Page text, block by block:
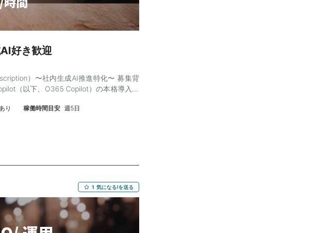
好き歓迎
）〜社内生成AI推進特化〜 募集背
（以下、O365 Copilot）の本格導入と
す。 また、生成AIに関する教育やプロン
り、全社的なナレッジの共有や共通化が
並走していただけるプロフェッショナル
具現化を主導していただきます。 業務内
の企画・アイディア創出 o 当社のセキュ
した上で、Outolook、Word、Excel、
（プロンプト例など）の整理・提案 • 各
AI教育担当者とコミュニケーションを図
通化できる要素を抽出し、全社共通の
り 稼働時間目安 週5日
1 気になる!を送る